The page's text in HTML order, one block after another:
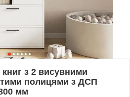
з 2 висувними
полицями з ДСП
мм